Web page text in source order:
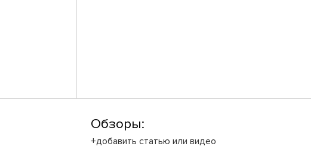
Обзоры:
+добавить статью или видео